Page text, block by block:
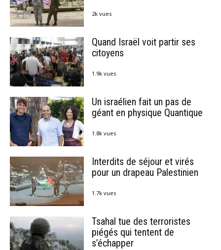
2k vues
Quand Israël voit partir ses
citoyens
1.9k vues
Un israélien fait un pas de
géant en physique Quantique
1.8k vues
Interdits de séjour et virés
pour un drapeau Palestinien
1.7k vues
Tsahal tue des terroristes
piégés qui tentent de
s’échapper